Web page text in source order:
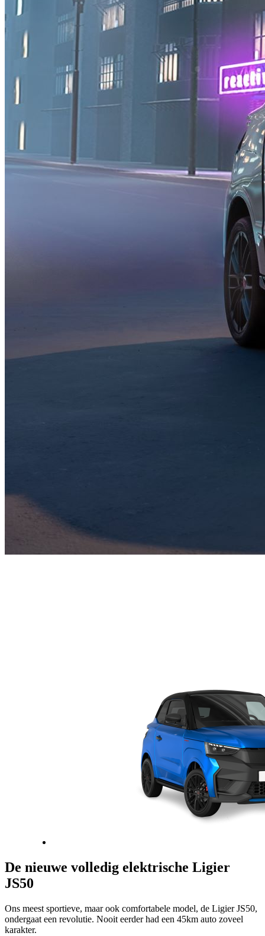
De nieuwe volledig elektrische Ligier
JS50
Ons meest sportieve, maar ook comfortabele model, de Ligier JS50,
ondergaat een revolutie. Nooit eerder had een 45km auto zoveel
karakter.